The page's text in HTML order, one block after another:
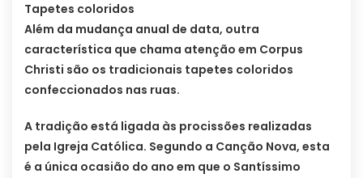
Tapetes coloridos
Além da mudança anual de data, outra
característica que chama atenção em Corpus
Christi são os tradicionais tapetes coloridos
confeccionados nas ruas.
A tradição está ligada às procissões realizadas
pela Igreja Católica. Segundo a Canção Nova, esta
é a única ocasião do ano em que o Santíssimo